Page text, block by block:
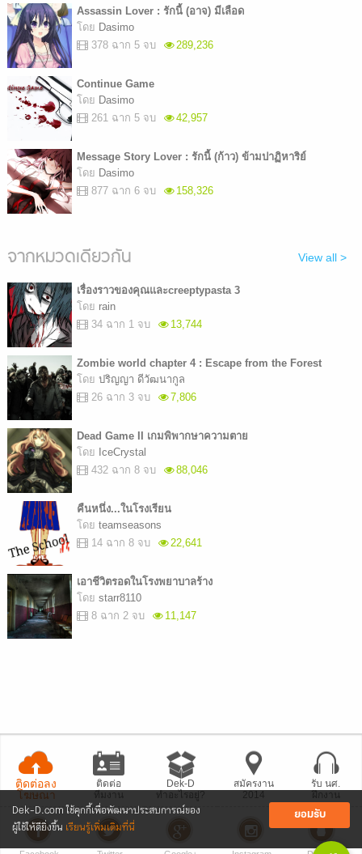
Dek-D.com ใช้คุกกี้เพื่อพัฒนาประสบการณ์ของ
ผู้ใช้ให้ดียิ่งขึ้น เรียนรู้เพิ่มเติมที่นี่
ยอมรับ
Assassin Lover : รักนี้ (อาจ) มีเลือด
โดย Dasimo
378 ฉาก 5 จบ
289,236
Continue Game
โดย Dasimo
261 ฉาก 5 จบ
42,957
Message Story Lover : รักนี้ (ก้าว) ข้ามปาฏิหาริย์
โดย Dasimo
877 ฉาก 6 จบ
158,326
จากหมวดเดียวกัน View all >
เรื่องราวของคุณและcreeptypasta 3
โดย rain
34 ฉาก 1 จบ
13,744
Zombie world chapter 4 : Escape from the Forest
โดย ปริญญา ดีวัฒนากูล
26 ฉาก 3 จบ
7,806
Dead Game II เกมพิพากษาความตาย
โดย IceCrystal
432 ฉาก 8 จบ
88,046
คืนหนึ่ง...ในโรงเรียน
โดย teamseasons
14 ฉาก 8 จบ
22,641
เอาชีวิตรอดในโรงพยาบาลร้าง
โดย starr8110
8 ฉาก 2 จบ
11,147
ติดต่อลง
โฆษณา
ติดต่อ
ทีมงาน
Dek-D
ทำอะไรอยู่?
สมัครงาน
2014
รับ นศ.
ฝึกงาน